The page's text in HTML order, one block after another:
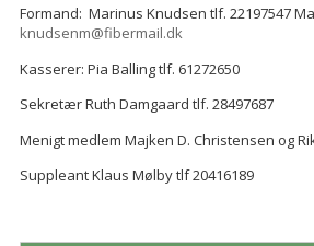
Formand: Marinus Knudsen tlf. 22197547
knudsenm@fibermail.dk
Kasserer: Pia Balling tlf. 61272650
Sekretær Ruth Damgaard tlf. 28497687
Menigt medlem Majken D. Christensen og
Suppleant Klaus Mølby tlf 20416189